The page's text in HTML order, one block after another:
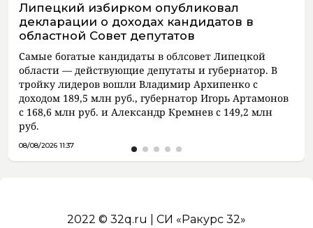
Липецкий избирком опубликовал
декларации о доходах кандидатов в
областной Совет депутатов
Самые богатые кандидаты в облсовет Липецкой
области — действующие депутаты и губернатор. В
тройку лидеров вошли Владимир Архипенко с
доходом 189,5 млн руб., губернатор Игорь Артамонов
с 168,6 млн руб. и Александр Кремнев с 149,2 млн
руб.
08/08/2026 11:37
2022 © 32q.ru | СИ «Ракурс 32»